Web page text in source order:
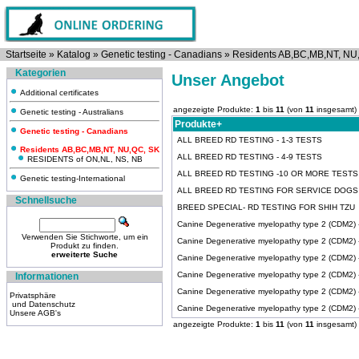
Startseite » Katalog » Genetic testing - Canadians » Residents AB,BC,MB,NT,
Kategorien
Additional certificates
Genetic testing - Australians
Genetic testing - Canadians
Residents AB,BC,MB,NT, NU,QC, SK
RESIDENTS of ON,NL, NS, NB
Genetic testing-International
Schnellsuche
Verwenden Sie Stichworte, um ein
Produkt zu finden.
erweiterte Suche
Informationen
Privatsphäre
und Datenschutz
Unsere AGB's
Unser Angebot
angezeigte Produkte: 1 bis 11 (von 11 insgesamt)
Produkte+
ALL BREED RD TESTING - 1-3 TESTS
ALL BREED RD TESTING - 4-9 TESTS
ALL BREED RD TESTING -10 OR MORE TESTS
ALL BREED RD TESTING FOR SERVICE DOGS
BREED SPECIAL- RD TESTING FOR SHIH TZU
Canine Degenerative myelopathy type 2 (CDM2)
Canine Degenerative myelopathy type 2 (CDM2)
Canine Degenerative myelopathy type 2 (CDM2)
Canine Degenerative myelopathy type 2 (CDM2)
Canine Degenerative myelopathy type 2
Canine Degenerative myelopathy type 2 (CDM2)
angezeigte Produkte: 1 bis 11 (von 11 insgesamt)